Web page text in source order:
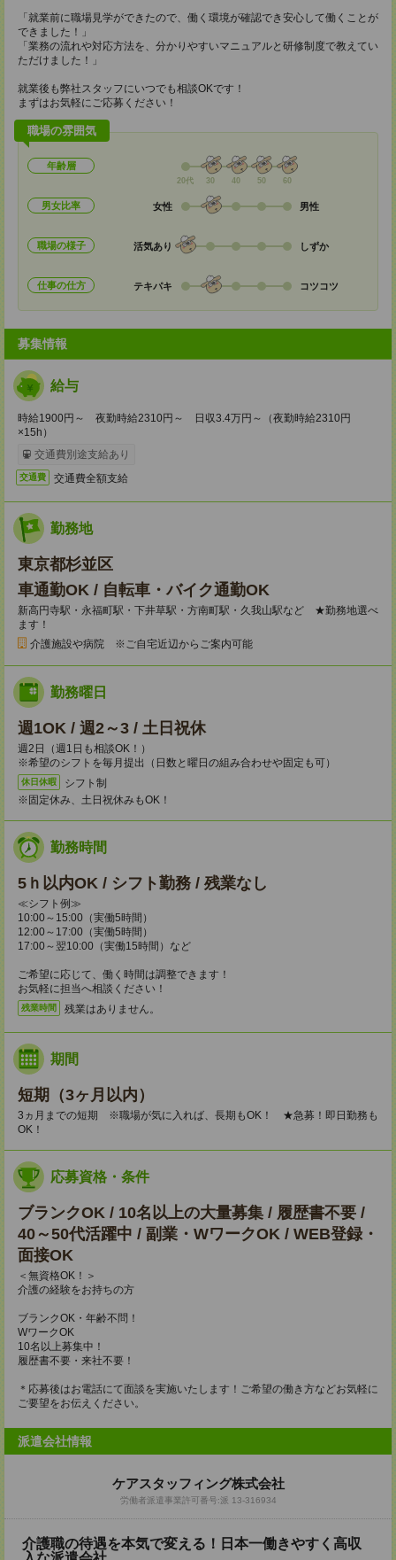
「就業前に職場見学ができたので、働く環境が確認でき安心して働くことが
できました！」
「業務の流れや対応方法を、分かりやすいマニュアルと研修制度で教えてい
ただけました！」
就業後も弊社スタッフにいつでも相談OKです！
まずはお気軽にご応募ください！
職場の雰囲気
年齢層
20代 30 40 50 60
男女比率 女性 男性
職場の様子 活気あり しずか
仕事の仕方 テキパキ コツコツ
募集情報
給与
時給1900円～ 夜勤時給2310円～ 日収3.4万円～（夜勤時給2310円
×15h）
交通費別途支給あり
交通費 交通費全額支給
勤務地
東京都杉並区
車通勤OK / 自転車・バイク通勤OK
新高円寺駅・永福町駅・下井草駅・方南町駅・久我山駅など ★勤務地選べ
ます！
介護施設や病院 ※ご自宅近辺からご案内可能
勤務曜日
週1OK / 週2～3 / 土日祝休
週2日（週1日も相談OK！）
※希望のシフトを毎月提出（日数と曜日の組み合わせや固定も可）
休日休暇
シフト制
※固定休み、土日祝休みもOK！
勤務時間
5ｈ以内OK / シフト勤務 / 残業なし
≪シフト例≫
10:00～15:00（実働5時間）
12:00～17:00（実働5時間）
17:00～翌10:00（実働15時間）など
ご希望に応じて、働く時間は調整できます！
お気軽に担当へ相談ください！
残業時間 残業はありません。
期間
短期（3ヶ月以内）
3ヵ月までの短期 ※職場が気に入れば、長期もOK！ ★急募！即日勤務も
OK！
応募資格・条件
ブランクOK / 10名以上の大量募集 / 履歴書不要 /
40～50代活躍中 / 副業・WワークOK / WEB登録・
面接OK
＜無資格OK！＞
介護の経験をお持ちの方
ブランクOK・年齢不問！
WワークOK
10名以上募集中！
履歴書不要・来社不要！
＊応募後はお電話にて面談を実施いたします！ご希望の働き方などお気軽に
ご要望をお伝えください。
派遣会社情報
ケアスタッフィング株式会社
労働者派遣事業許可番号:派 13-316934
介護職の待遇を本気で変える！日本一働きやすく高収